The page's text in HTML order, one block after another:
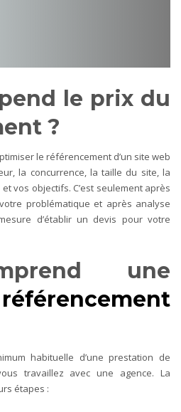
le prix du
?
le référencement d’un site web
la concurrence, la taille du site, la
vos objectifs. C’est seulement après
problématique et après analyse
d’établir un devis pour votre
une
référencement
habituelle d’une prestation de
travaillez avec une agence. La
étapes :